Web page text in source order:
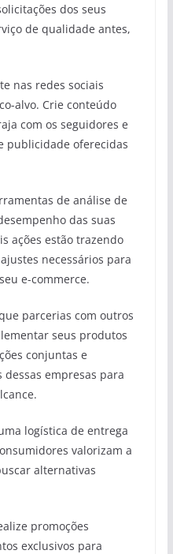
dos seus
de qualidade antes,
nas redes sociais
alvo. Crie conteúdo
com os seguidores e
publicidade oferecidas
de análise de
das suas
ações estão trazendo
necessários para
e-commerce.
parcerias com outros
seus produtos
conjuntas e
empresas para
logística de entrega
valorizam a
alternativas
promoções
exclusivos para